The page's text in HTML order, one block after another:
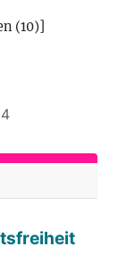
(10)]